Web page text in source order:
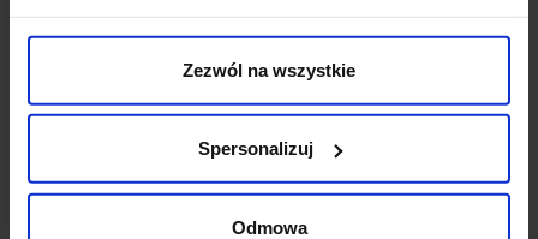
Zezwól na wszystkie
Spersonalizuj
Odmowa